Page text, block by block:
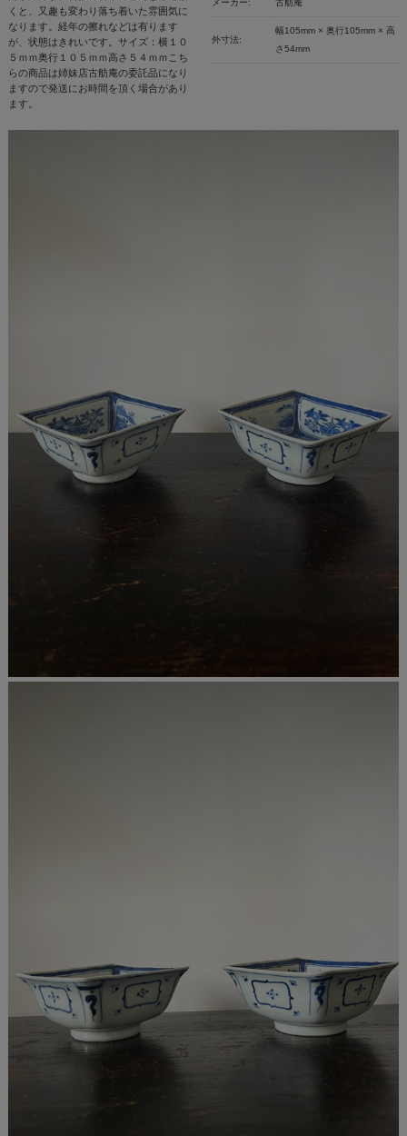
くと、又趣も変わり落ち着いた雰囲気に
なります。経年の擦れなどは有ります
が、状態はきれいです。サイズ：横１０
５ｍｍ奥行１０５ｍｍ高さ５４ｍｍこち
らの商品は姉妹店古舫庵の委託品になり
ますので発送にお時間を頂く場合があり
ます。
メーカー: 古舫庵
外寸法:
幅105mm × 奥行105mm × 高
さ54mm